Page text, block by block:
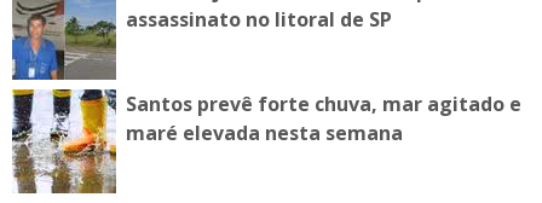
assassinato no litoral de SP
Santos prevê forte chuva, mar agitado e
maré elevada nesta semana